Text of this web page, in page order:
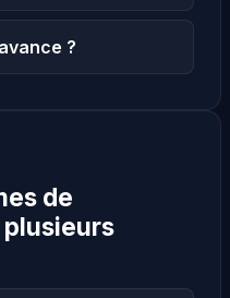
?
de